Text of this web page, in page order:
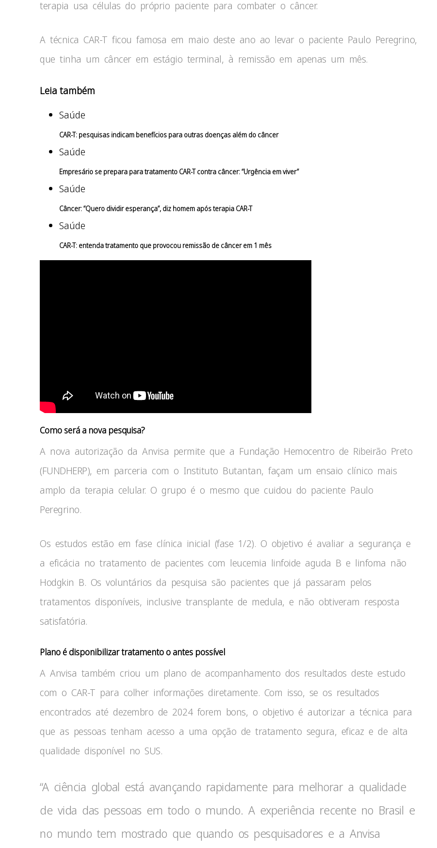
terapia usa células do próprio paciente para combater o câncer.
A técnica CAR-T ficou famosa em maio deste ano ao levar o paciente Paulo Peregrino,
que tinha um câncer em estágio terminal, à remissão em apenas um mês.
Leia também
Saúde
CAR-T: pesquisas indicam benefícios para outras doenças além do câncer
Saúde
Empresário se prepara para tratamento CAR-T contra câncer: “Urgência em viver”
Saúde
Câncer: “Quero dividir esperança”, diz homem após terapia CAR-T
Saúde
CAR-T: entenda tratamento que provocou remissão de câncer em 1 mês
Como será a nova pesquisa?
A nova autorização da Anvisa permite que a Fundação Hemocentro de Ribeirão Preto
(FUNDHERP), em parceria com o Instituto Butantan, façam um ensaio clínico mais
amplo da terapia celular. O grupo é o mesmo que cuidou do paciente Paulo
Peregrino.
Os estudos estão em fase clínica inicial (fase 1/2). O objetivo é avaliar a segurança e
a eficácia no tratamento de pacientes com leucemia linfoide aguda B e linfoma não
Hodgkin B. Os voluntários da pesquisa são pacientes que já passaram pelos
tratamentos disponíveis, inclusive transplante de medula, e não obtiveram resposta
satisfatória.
Plano é disponibilizar tratamento o antes possível
A Anvisa também criou um plano de acompanhamento dos resultados deste estudo
com o CAR-T para colher informações diretamente. Com isso, se os resultados
encontrados até dezembro de 2024 forem bons, o objetivo é autorizar a técnica para
que as pessoas tenham acesso a uma opção de tratamento segura, eficaz e de alta
qualidade disponível no SUS.
“A ciência global está avançando rapidamente para melhorar a qualidade
de vida das pessoas em todo o mundo. A experiência recente no Brasil e
no mundo tem mostrado que quando os pesquisadores e a Anvisa